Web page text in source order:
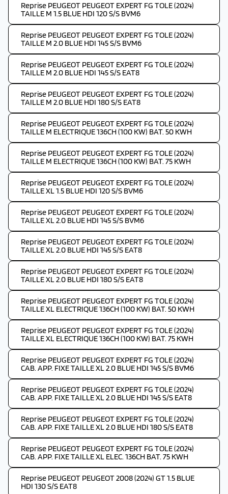
Reprise PEUGEOT PEUGEOT EXPERT FG TOLE (2024)
TAILLE M 1.5 BLUE HDI 120 S/S BVM6
Reprise PEUGEOT PEUGEOT EXPERT FG TOLE (2024)
TAILLE M 2.0 BLUE HDI 145 S/S BVM6
Reprise PEUGEOT PEUGEOT EXPERT FG TOLE (2024)
TAILLE M 2.0 BLUE HDI 145 S/S EAT8
Reprise PEUGEOT PEUGEOT EXPERT FG TOLE (2024)
TAILLE M 2.0 BLUE HDI 180 S/S EAT8
Reprise PEUGEOT PEUGEOT EXPERT FG TOLE (2024)
TAILLE M ELECTRIQUE 136CH (100 KW) BAT. 50 KWH
Reprise PEUGEOT PEUGEOT EXPERT FG TOLE (2024)
TAILLE M ELECTRIQUE 136CH (100 KW) BAT. 75 KWH
Reprise PEUGEOT PEUGEOT EXPERT FG TOLE (2024)
TAILLE XL 1.5 BLUE HDI 120 S/S BVM6
Reprise PEUGEOT PEUGEOT EXPERT FG TOLE (2024)
TAILLE XL 2.0 BLUE HDI 145 S/S BVM6
Reprise PEUGEOT PEUGEOT EXPERT FG TOLE (2024)
TAILLE XL 2.0 BLUE HDI 145 S/S EAT8
Reprise PEUGEOT PEUGEOT EXPERT FG TOLE (2024)
TAILLE XL 2.0 BLUE HDI 180 S/S EAT8
Reprise PEUGEOT PEUGEOT EXPERT FG TOLE (2024)
TAILLE XL ELECTRIQUE 136CH (100 KW) BAT. 50 KWH
Reprise PEUGEOT PEUGEOT EXPERT FG TOLE (2024)
TAILLE XL ELECTRIQUE 136CH (100 KW) BAT. 75 KWH
Reprise PEUGEOT PEUGEOT EXPERT FG TOLE (2024)
CAB. APP. FIXE TAILLE XL 2.0 BLUE HDI 145 S/S BVM6
Reprise PEUGEOT PEUGEOT EXPERT FG TOLE (2024)
CAB. APP. FIXE TAILLE XL 2.0 BLUE HDI 145 S/S EAT8
Reprise PEUGEOT PEUGEOT EXPERT FG TOLE (2024)
CAB. APP. FIXE TAILLE XL 2.0 BLUE HDI 180 S/S EAT8
Reprise PEUGEOT PEUGEOT EXPERT FG TOLE (2024)
CAB. APP. FIXE TAILLE XL ELEC. 136CH BAT. 75 KWH
Reprise PEUGEOT PEUGEOT 2008 (2024) GT 1.5 BLUE
HDI 130 S/S EAT8